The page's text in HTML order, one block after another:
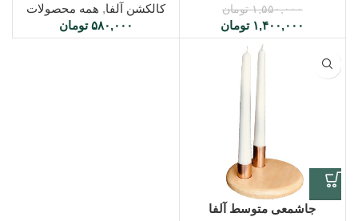
۱,۵۵۰,۰۰۰ تومان
۱,۴۰۰,۰۰۰ تومان
کالکشن آلفا, همه محصولات
۵۸۰,۰۰۰ تومان
جاشمعی متوسط آلفا